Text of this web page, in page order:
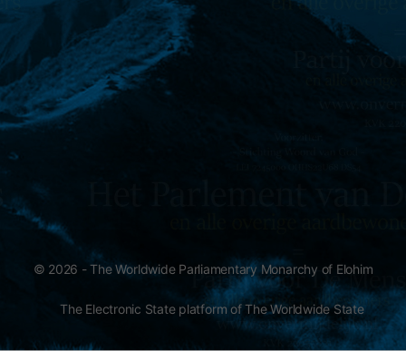
© 2026 - The Worldwide Parliamentary Monarchy of Elohim
The Electronic State platform of The Worldwide State